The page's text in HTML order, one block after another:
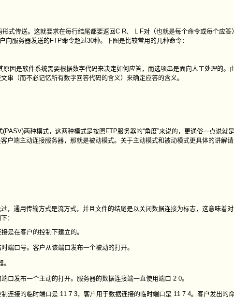
传送。这就要求在每行结尾都要返回C R、 L F对（也就是每个命令或每个应答
服务器发送的FTP命令超过30种。下图是比较常用的几种命令：
是软件系统需要根据数字代码来决定如何应答，而选项串是面向人工处理的。
串（而不必记忆所有数字回答代码的含义）来确定应答的含义。
两种模式，这两种模式是按照FTP服务器的“角度”来说的，更通俗一点说就
户端主动连接服务器，那就是被动模式。关于主动模式和被动模式更具体的讲解请
通用传输方式是流方式，并且文件的结尾是以关闭数据连接为标志，这意味着
：
是在客户的控制下建立的。
端口号。客户从该端口发布一个被动的打开。
口发布一个主动的打开。服务器的数据连接端一直使用端口 2 0。
接的临时端口是 11 7 3，客户用于数据连接的临时端口是 11 7 4。客户发出的